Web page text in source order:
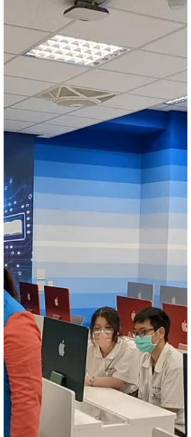
板，目前已全數配發至全市384所學校，預
計有40萬名學生、2萬5,000名教師受惠，
選拔出16所典範...